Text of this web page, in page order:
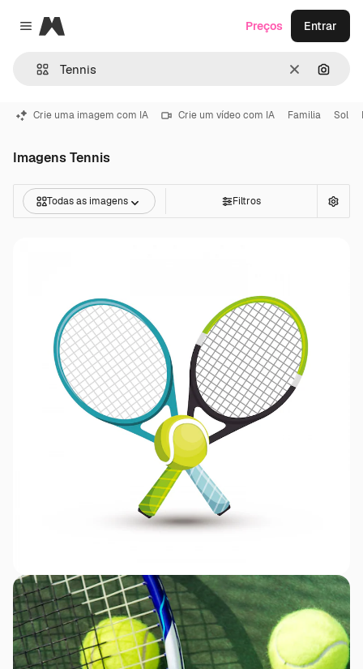
Close menu
Magnific
Limpar
Preços Entrar
Crie uma imagem com IA Crie um vídeo com IA Familia Sol
Imagens Tennis
Todas as imagens Filtros